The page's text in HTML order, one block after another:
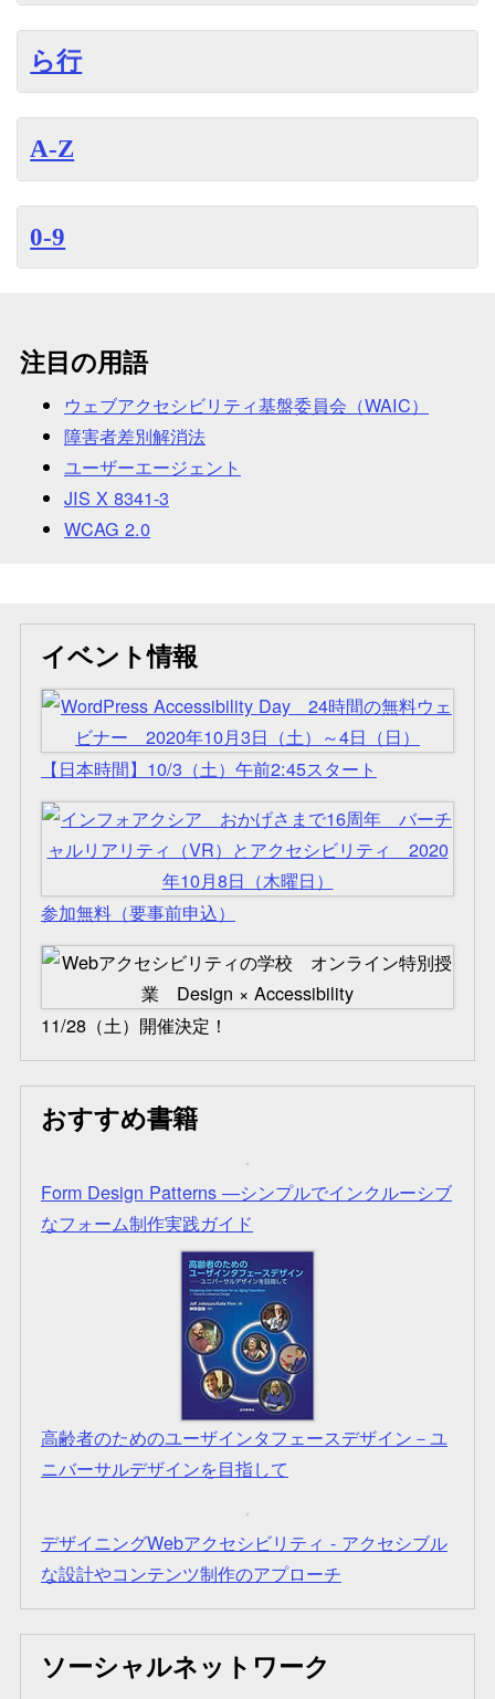
ら行
A-Z
0-9
注目の用語
ウェブアクセシビリティ基盤委員会（WAIC）
障害者差別解消法
ユーザーエージェント
JIS X 8341-3
WCAG 2.0
イベント情報
【日本時間】10/3（土）午前2:45スタート
参加無料（要事前申込）
11/28（土）開催決定！
おすすめ書籍
Form Design Patterns ―シンプルでインクルーシブ
なフォーム制作実践ガイド
高齢者のためのユーザインタフェースデザイン－ユ
ニバーサルデザインを目指して
デザイニングWebアクセシビリティ - アクセシブル
な設計やコンテンツ制作のアプローチ
ソーシャルネットワーク